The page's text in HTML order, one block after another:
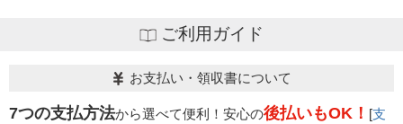
ご利用ガイド
お支払い・領収書について
7つの支払方法から選べて便利！安心の後払いもOK！ [支